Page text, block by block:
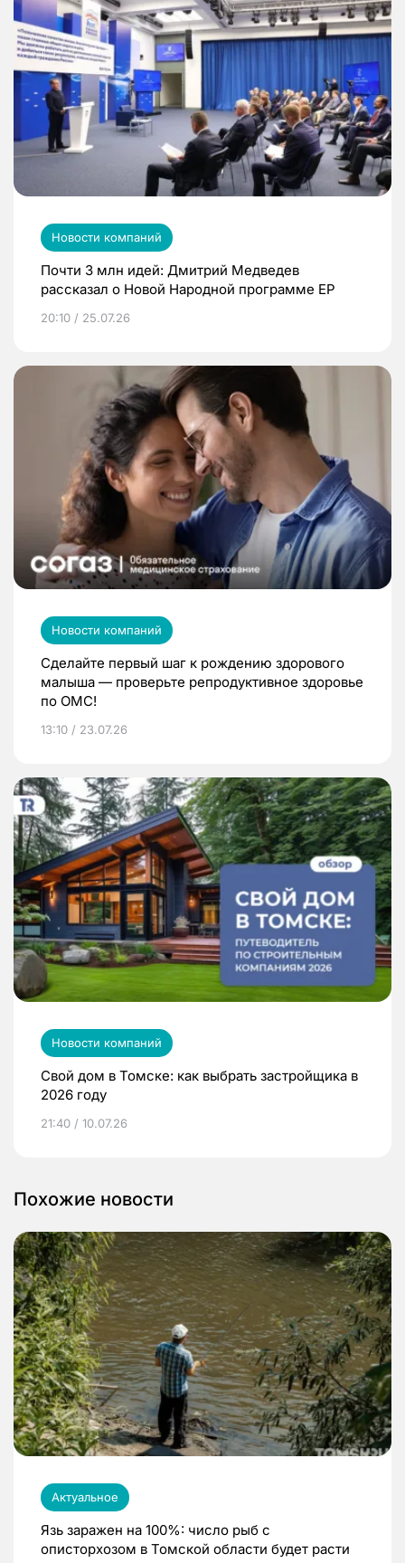
Новости компаний
Почти 3 млн идей: Дмитрий Медведев
рассказал о Новой Народной программе ЕР
20:10 / 25.07.26
Новости компаний
Сделайте первый шаг к рождению здорового
малыша — проверьте репродуктивное здоровье
по ОМС!
13:10 / 23.07.26
Новости компаний
Свой дом в Томске: как выбрать застройщика в
2026 году
21:40 / 10.07.26
Похожие новости
Актуальное
Язь заражен на 100%: число рыб с
описторхозом в Томской области будет расти